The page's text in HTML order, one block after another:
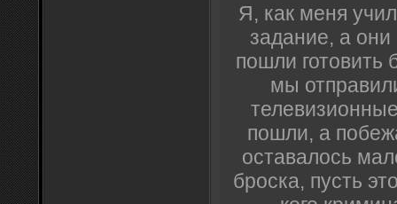
Я, как меня
задание, а
пошли готовить
мы
пошли, а
оставалось
броска, пусть